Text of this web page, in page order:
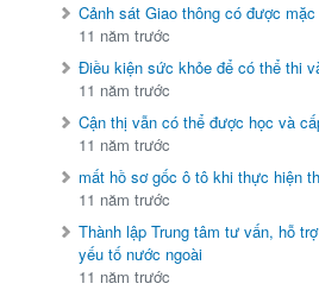
Cảnh sát Giao thông có được
11 năm trước
Điều kiện sức khỏe để có thể thi
11 năm trước
Cận thị vẫn có thể được học và
11 năm trước
mất hồ sơ gốc ô tô khi thực hiện
11 năm trước
Thành lập Trung tâm tư vấn, hỗ
yếu tố nước ngoài
11 năm trước